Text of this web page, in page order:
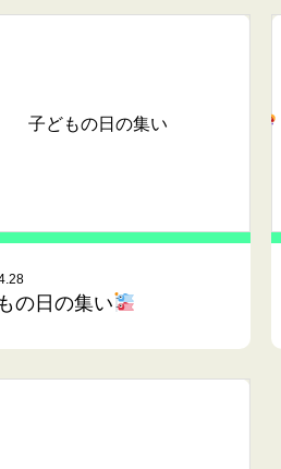
子どもの日の集い
の日の集い